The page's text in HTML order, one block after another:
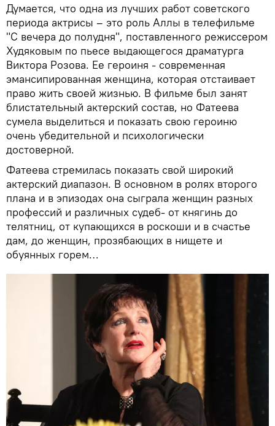
Думается, что одна из лучших работ советского
периода актрисы – это роль Аллы в телефильме
"С вечера до полудня", поставленного режиссером
Худяковым по пьесе выдающегося драматурга
Виктора Розова. Ее героиня - современная
эмансипированная женщина, которая отстаивает
право жить своей жизнью. В фильме был занят
блистательный актерский состав, но Фатеева
сумела выделиться и показать свою героиню
очень убедительной и психологически
достоверной.
Фатеева стремилась показать свой широкий
актерский диапазон. В основном в ролях второго
плана и в эпизодах она сыграла женщин разных
профессий и различных судеб- от княгинь до
телятниц, от купающихся в роскоши и в счастье
дам, до женщин, прозябающих в нищете и
обуянных горем…